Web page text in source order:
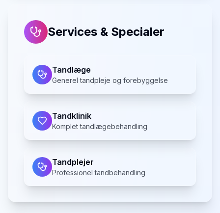
Services & Specialer
Tandlæge
Generel tandpleje og forebyggelse
Tandklinik
Komplet tandlægebehandling
Tandplejer
Professionel tandbehandling